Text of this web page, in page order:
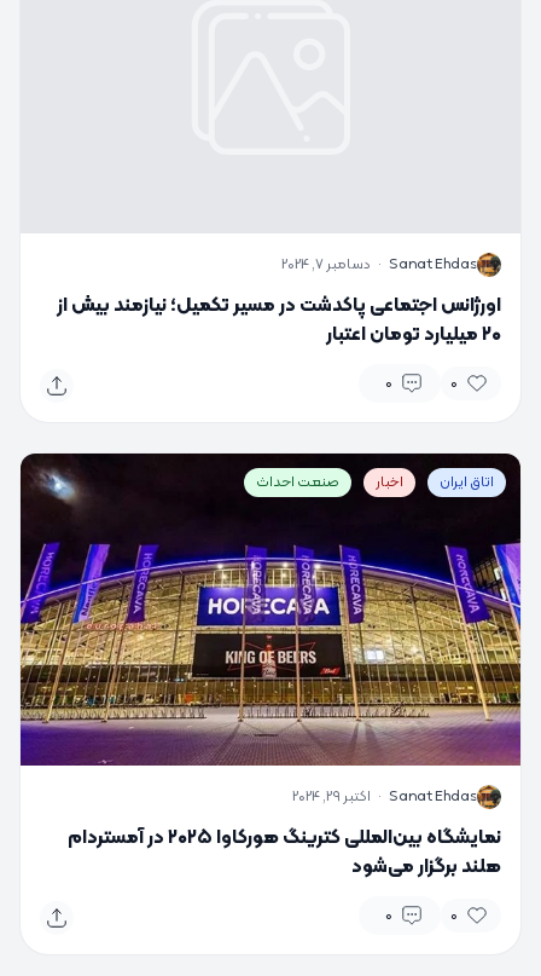
S
Sanat Ehdas
· دسامبر 7, 2024
اورژانس اجتماعی پاکدشت در مسیر تکمیل؛ نیازمند بیش از
۲۰ میلیارد تومان اعتبار
0
0
اتاق ایران اخبار صنعت احداث
S
Sanat Ehdas
· اکتبر 29, 2024
نمایشگاه بین‌المللی کترینگ هورکاوا ۲۰۲۵ در آمستردام
هلند برگزار می‌شود
0
0